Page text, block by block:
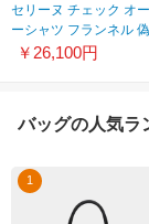
セリーヌ チェック オ
ーシャツ フランネル
￥26,100円
バッグの人気ラ
1